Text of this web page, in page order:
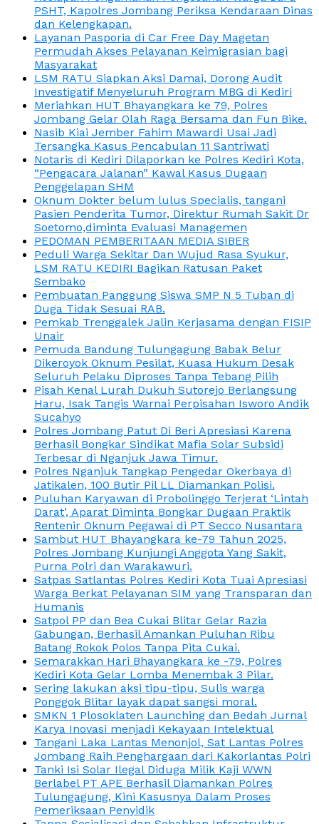
PSHT, Kapolres Jombang Periksa Kendaraan Dinas
dan Kelengkapan.
Layanan Pasporia di Car Free Day Magetan
Permudah Akses Pelayanan Keimigrasian bagi
Masyarakat
LSM RATU Siapkan Aksi Damai, Dorong Audit
Investigatif Menyeluruh Program MBG di Kediri
Meriahkan HUT Bhayangkara ke 79, Polres
Jombang Gelar Olah Raga Bersama dan Fun Bike.
Nasib Kiai Jember Fahim Mawardi Usai Jadi
Tersangka Kasus Pencabulan 11 Santriwati
Notaris di Kediri Dilaporkan ke Polres Kediri Kota,
“Pengacara Jalanan” Kawal Kasus Dugaan
Penggelapan SHM
Oknum Dokter belum lulus Specialis, tangani
Pasien Penderita Tumor, Direktur Rumah Sakit Dr
Soetomo,diminta Evaluasi Managemen
PEDOMAN PEMBERITAAN MEDIA SIBER
Peduli Warga Sekitar Dan Wujud Rasa Syukur,
LSM RATU KEDIRI Bagikan Ratusan Paket
Sembako
Pembuatan Panggung Siswa SMP N 5 Tuban di
Duga Tidak Sesuai RAB.
Pemkab Trenggalek Jalin Kerjasama dengan FISIP
Unair
Pemuda Bandung Tulungagung Babak Belur
Dikeroyok Oknum Pesilat, Kuasa Hukum Desak
Seluruh Pelaku Diproses Tanpa Tebang Pilih
Pisah Kenal Lurah Dukuh Sutorejo Berlangsung
Haru, Isak Tangis Warnai Perpisahan Isworo Andik
Sucahyo
Polres Jombang Patut Di Beri Apresiasi Karena
Berhasil Bongkar Sindikat Mafia Solar Subsidi
Terbesar di Nganjuk Jawa Timur.
Polres Nganjuk Tangkap Pengedar Okerbaya di
Jatikalen, 100 Butir Pil LL Diamankan Polisi.
Puluhan Karyawan di Probolinggo Terjerat ‘Lintah
Darat’, Aparat Diminta Bongkar Dugaan Praktik
Rentenir Oknum Pegawai di PT Secco Nusantara
Sambut HUT Bhayangkara ke-79 Tahun 2025,
Polres Jombang Kunjungi Anggota Yang Sakit,
Purna Polri dan Warakawuri.
Satpas Satlantas Polres Kediri Kota Tuai Apresiasi
Warga Berkat Pelayanan SIM yang Transparan dan
Humanis
Satpol PP dan Bea Cukai Blitar Gelar Razia
Gabungan, Berhasil Amankan Puluhan Ribu
Batang Rokok Polos Tanpa Pita Cukai.
Semarakkan Hari Bhayangkara ke -79, Polres
Kediri Kota Gelar Lomba Menembak 3 Pilar.
Sering lakukan aksi tipu-tipu, Sulis warga
Ponggok Blitar layak dapat sangsi moral.
SMKN 1 Plosoklaten Launching dan Bedah Jurnal
Karya Inovasi menjadi Kekayaan Intelektual
Tangani Laka Lantas Menonjol, Sat Lantas Polres
Jombang Raih Penghargaan dari Kakorlantas Polri
Tanki Isi Solar Ilegal Diduga Milik Kaji WWN
Berlabel PT APE Berhasil Diamankan Polres
Tulungagung, Kini Kasusnya Dalam Proses
Pemeriksaan Penyidik